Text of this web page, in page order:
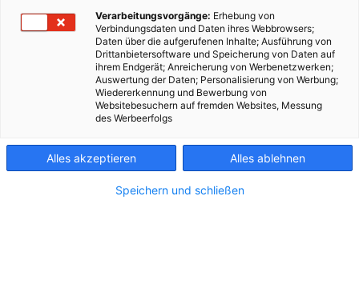
Verarbeitungsvorgänge: Erhebung von
Verbindungsdaten und Daten ihres Webbrowsers;
Daten über die aufgerufenen Inhalte; Ausführung von
Drittanbietersoftware und Speicherung von Daten auf
ihrem Endgerät; Anreicherung von Werbenetzwerken;
Auswertung der Daten; Personalisierung von Werbung;
Wiedererkennung und Bewerbung von
Websitebesuchern auf fremden Websites, Messung
des Werbeerfolgs
Alles akzeptieren Alles ablehnen
Speichern und schließen